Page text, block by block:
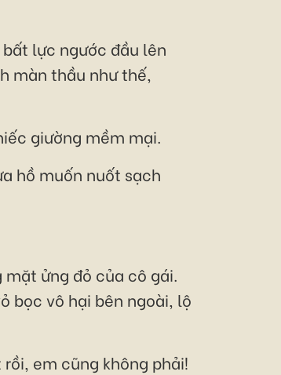
lực ngước đầu lên
màn thầu như thế,
giường mềm mại.
hồ muốn nuốt sạch
ửng đỏ của cô gái.
bọc vô hại bên ngoài, lộ
em cũng không phải!